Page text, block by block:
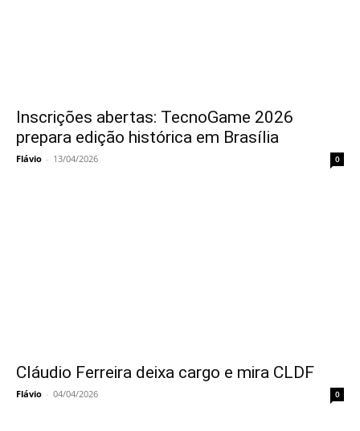
Inscrições abertas: TecnoGame 2026
prepara edição histórica em Brasília
Flávio - 13/04/2026 0
Cláudio Ferreira deixa cargo e mira CLDF
Flávio - 04/04/2026 0